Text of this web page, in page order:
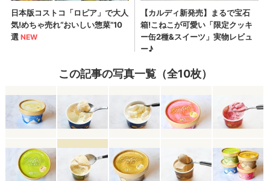
この記事の写真一覧（全10枚）